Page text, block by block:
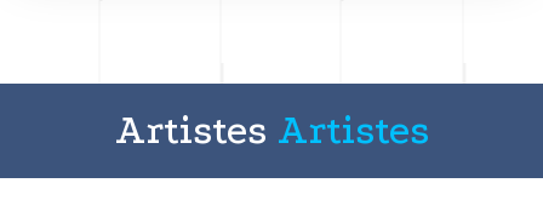
Artistes Artistes